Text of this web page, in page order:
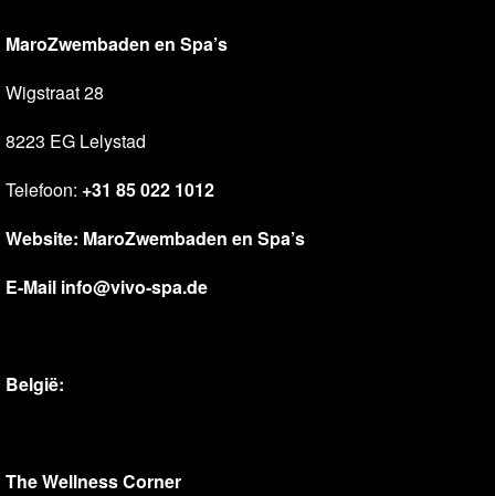
MaroZwembaden en Spa’s
Wigstraat 28
8223 EG Lelystad
Telefoon: +31 85 022 1012
Website: MaroZwembaden en Spa’s
E-Mail info@vivo-spa.de
België:
The Wellness Corner